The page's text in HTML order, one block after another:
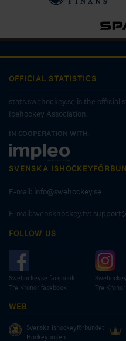
OFFICIAL STATISTICS
stats.swehockey.se is the official
Icehockey Association.
IN COOPERATION WITH:
SVENSKA
E-mail: info@swehockey.se
E-mail:svenskhockey.tv:
FOLLOW US
Swehockeyse facebook
Tre Kronor facebook
Tre
WEB
Svenska Ishockeyförbundet
Hockeyboken